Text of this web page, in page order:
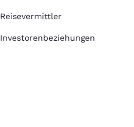
Reisevermittler
Investorenbeziehungen